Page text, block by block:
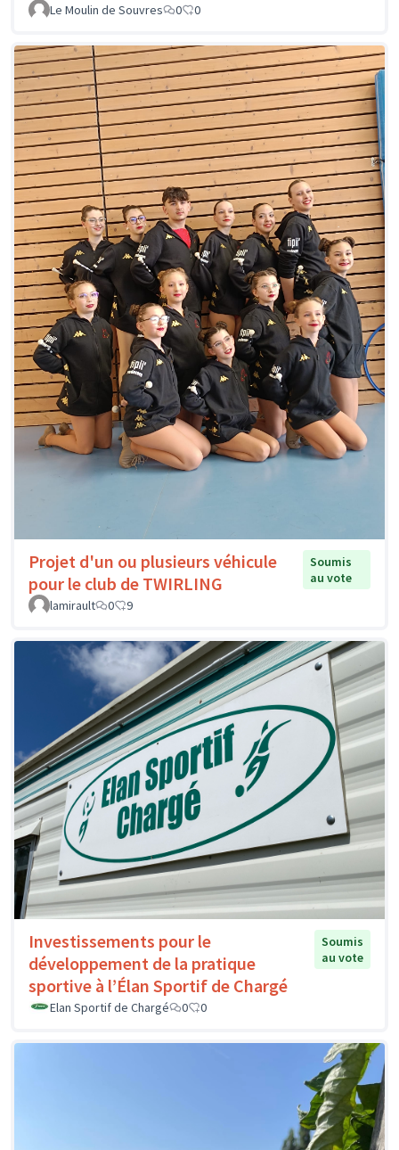
Le Moulin de Souvres 0 0
Projet d'un ou plusieurs véhicule
pour le club de TWIRLING
Soumis
au vote
lamirault
0 9
Investissements pour le
développement de la pratique
sportive à l’Élan Sportif de Chargé
Soumis
au vote
Elan Sportif de Chargé 0 0